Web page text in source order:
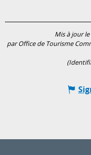
Mis à jour le
par Office de Tourisme